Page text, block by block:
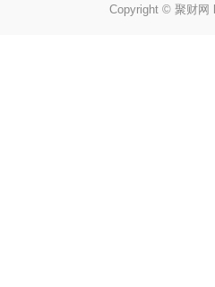
Copyright © 聚财网